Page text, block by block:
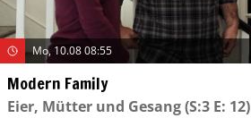
Mo, 10.08 08:55
Modern Family
Eier, Mütter und Gesang(S:3 E: 12)